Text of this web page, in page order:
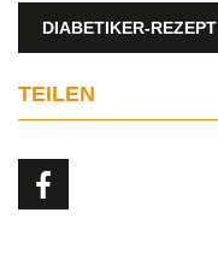
DIABETIKER-REZEPT
TEILEN